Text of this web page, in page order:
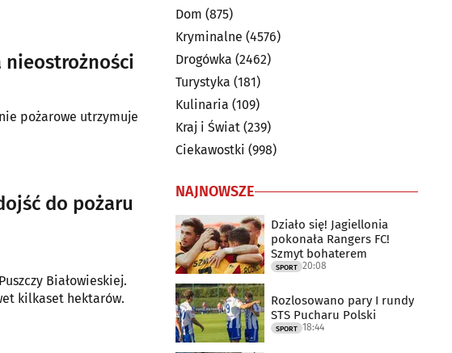
nieostrożności
pożarowe utrzymuje
do pożaru
Białowieskiej.
kilkaset hektarów.
Dom (875)
Kryminalne (4576)
Drogówka (2462)
Turystyka (181)
Kulinaria (109)
Kraj i Świat (239)
Ciekawostki (998)
NAJNOWSZE
Działo się! Jagiellonia
pokonała Rangers FC!
Szmyt bohaterem
SPORT 20:08
Rozlosowano pary I rundy
STS Pucharu Polski
SPORT 18:44